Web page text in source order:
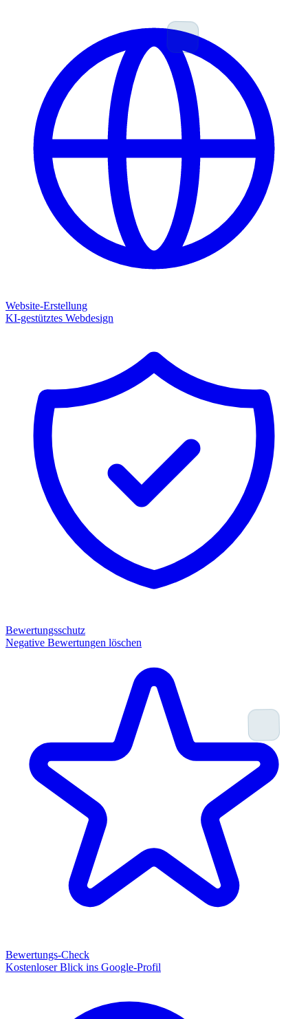
Website-Erstellung
KI-gestütztes Webdesign
Bewertungsschutz
Negative Bewertungen löschen
Bewertungs-Check
Kostenloser Blick ins Google-Profil